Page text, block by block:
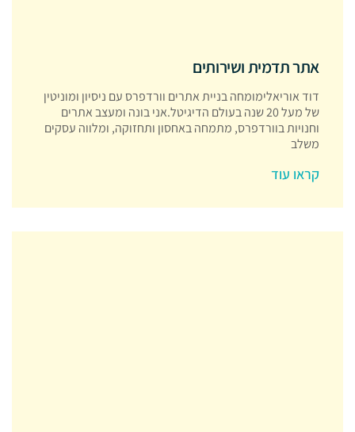
אתר תדמית ושירותים
דוד אוריאלימומחה בניית אתרים וורדפרס עם ניסיון ומוניטין
של מעל 20 שנה בעולם הדיגיטל.אני בונה ומעצב אתרים
וחנויות בוורדפרס, מתמחה באחסון ותחזוקה, ומלווה עסקים
משלב
קראו עוד